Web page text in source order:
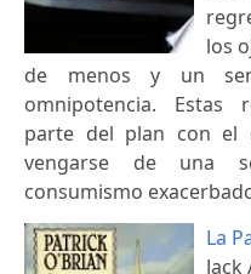
los
de menos y un
omnipotencia. Estas
parte del plan con el
vengarse de una
consumismo
La